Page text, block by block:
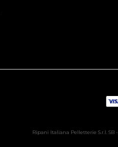
Ripani Italiana Pelletterie S.r.l. SB